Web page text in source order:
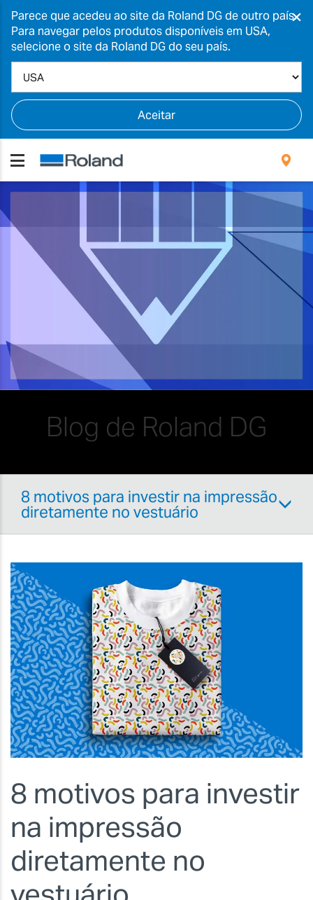
Parece que acedeu ao site da Roland DG de outro país.
Para navegar pelos produtos disponíveis em USA,
selecione o site da Roland DG do seu país.
Aceitar
×
Blog de Roland DG
8 motivos para investir na impressão
diretamente no vestuário
8 motivos para investir
na impressão
diretamente no